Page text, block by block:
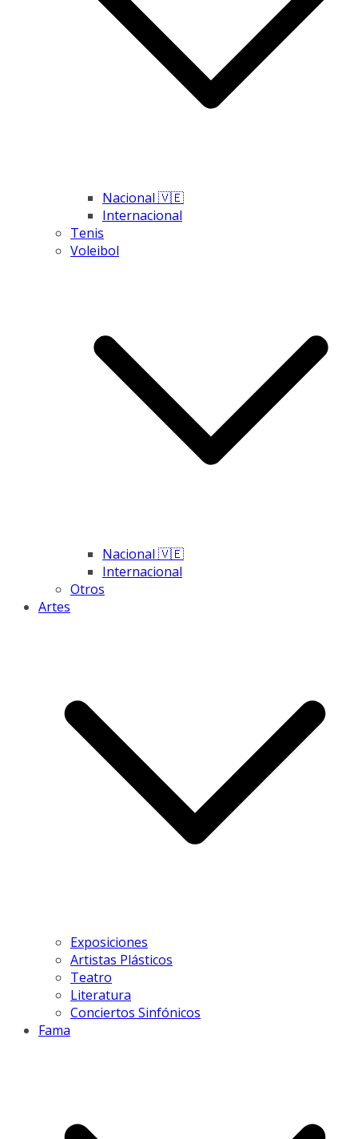
Nacional 🇻🇪
Internacional
Tenis
Voleibol
Nacional 🇻🇪
Internacional
Otros
Artes
Exposiciones
Artistas Plásticos
Teatro
Literatura
Conciertos Sinfónicos
Fama